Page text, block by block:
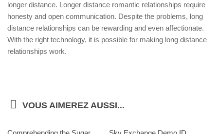
longer distance. Longer distance romantic relationships require
honesty and open communication. Despite the problems, long
distance relationships can be rewarding and even affectionate.
With the right technology, it is possible for making long distance
relationships work.
VOUS AIMEREZ AUSSI...